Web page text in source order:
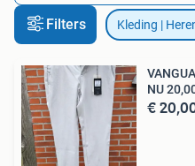
Filters Kleding |
NU
€